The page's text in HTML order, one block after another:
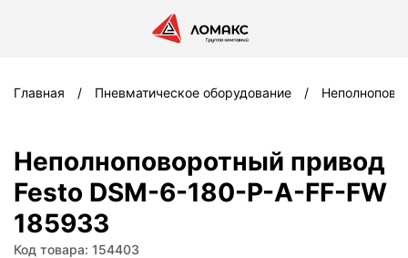
Главная Пневматическое оборудование
Неполноповоротный привод
Festo DSM-6-180-P-A-FF-FW
185933
Код товара: 154403